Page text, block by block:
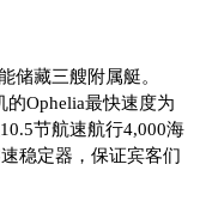
藏三艘附属艇。
Ophelia最快速度为
节航速航行4,000海
稳定器，保证宾客们